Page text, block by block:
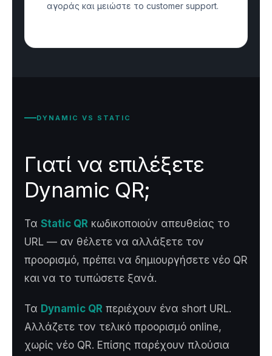
αγοράς και μειώστε το customer support.
DYNAMIC VS STATIC
Γιατί να επιλέξετε
Dynamic QR;
Τα Static QR κωδικοποιούν απευθείας το
URL — αν θέλετε να αλλάξετε τον
προορισμό, πρέπει να δημιουργήσετε νέο QR
και να το τυπώσετε ξανά.
Τα Dynamic QR περιέχουν ένα short URL.
Αλλάζετε τον τελικό προορισμό online,
χωρίς νέο QR. Επίσης παρέχουν πλούσια